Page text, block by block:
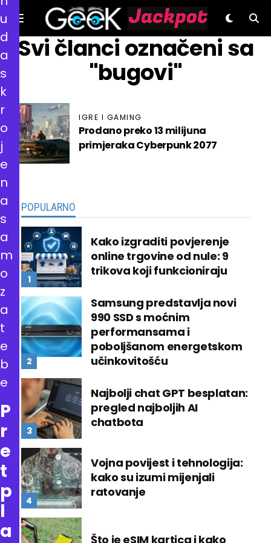
GeeK.hr
Svi članci označeni sa
"bugovi"
IGRE I GAMING
Prodano preko 13 milijuna
primjeraka Cyberpunk 2077
POPULARNO
Kako izgraditi povjerenje
online trgovine od nule: 9
trikova koji funkcioniraju
Samsung predstavlja novi
990 SSD s moćnim
performansama i
poboljšanom energetskom
učinkovitošću
Najbolji chat GPT besplatan:
pregled najboljih AI
chatbota
Vojna povijest i tehnologija:
kako su izumi mijenjali
ratovanje
Što je eSIM kartica i kako
u
d
a
s
k
r
o
j
e
n
a
s
a
m
o
z
a
t
e
b
e
P
r
e
t
p
l
a